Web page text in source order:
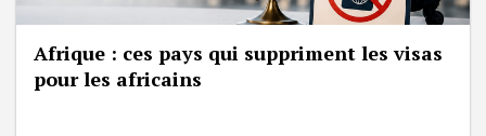
Afrique : ces pays qui suppriment les visas
pour les africains